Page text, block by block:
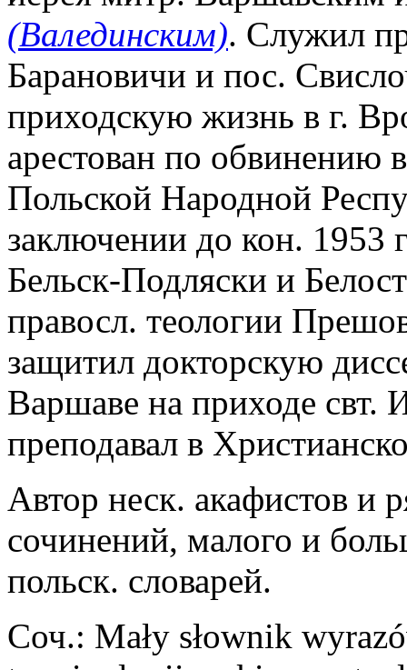
(Валединским). Служил
Барановичи и пос.
приходскую жизнь в г.
арестован по обвинению
Польской Народной
заключении до кон. 1953
Бельск-Подляски и
правосл. теологии
защитил докторскую
Варшаве на приходе свт.
преподавал в
Автор неск. акафистов и
сочинений, малого и
польск. словарей.
Соч.: Mały słownik